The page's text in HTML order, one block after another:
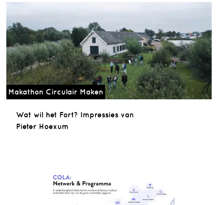
Makathon Circulair Maken
Wat wil het Fort? Impressies van
Pieter Hoexum